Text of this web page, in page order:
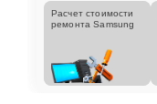
Расчет стоимости
ремонта Samsung